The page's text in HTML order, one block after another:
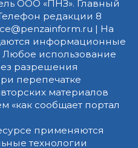
ООО «ПНЗ». Главный
редакции 8
| На
информационные
Любое использование
разрешения
перепечатке
материалов
«как сообщает портал
применяются
технологии